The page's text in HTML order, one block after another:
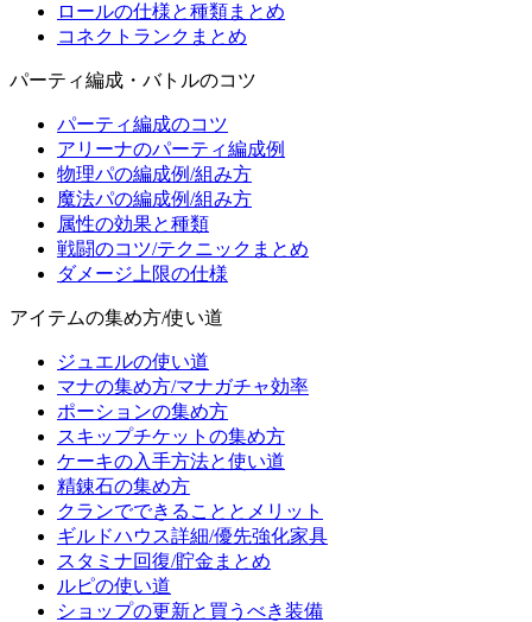
ロールの仕様と種類まとめ
コネクトランクまとめ
パーティ編成・バトルのコツ
パーティ編成のコツ
アリーナのパーティ編成例
物理パの編成例/組み方
魔法パの編成例/組み方
属性の効果と種類
戦闘のコツ/テクニックまとめ
ダメージ上限の仕様
アイテムの集め方/使い道
ジュエルの使い道
マナの集め方/マナガチャ効率
ポーションの集め方
スキップチケットの集め方
ケーキの入手方法と使い道
精錬石の集め方
クランでできることとメリット
ギルドハウス詳細/優先強化家具
スタミナ回復/貯金まとめ
ルピの使い道
ショップの更新と買うべき装備